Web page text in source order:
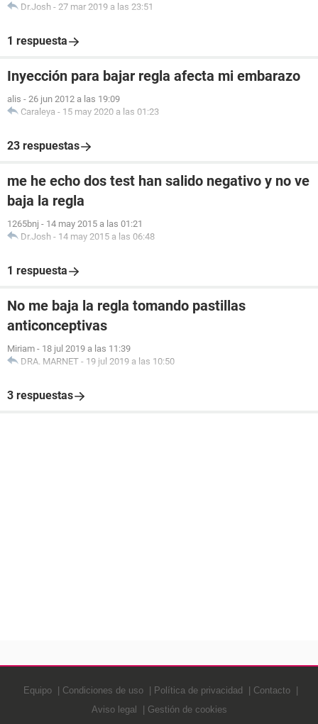
Dr.Josh - 27 mar 2019 a las 23:51
1 respuesta
Inyección para bajar regla afecta mi embarazo
alis - 26 jun 2012 a las 19:09
Caraleya - 15 may 2020 a las 01:23
23 respuestas
me he echo dos test han salido negativo y no ve
baja la regla
1265bnj - 14 may 2015 a las 01:21
Dr.Josh - 14 may 2015 a las 06:48
1 respuesta
No me baja la regla tomando pastillas
anticonceptivas
Miriam - 18 jul 2019 a las 11:39
DRA. MARNET - 19 jul 2019 a las 10:50
3 respuestas
Equipo Condiciones de uso Política de privacidad
Contacto
Aviso legal
Gestión de cookies